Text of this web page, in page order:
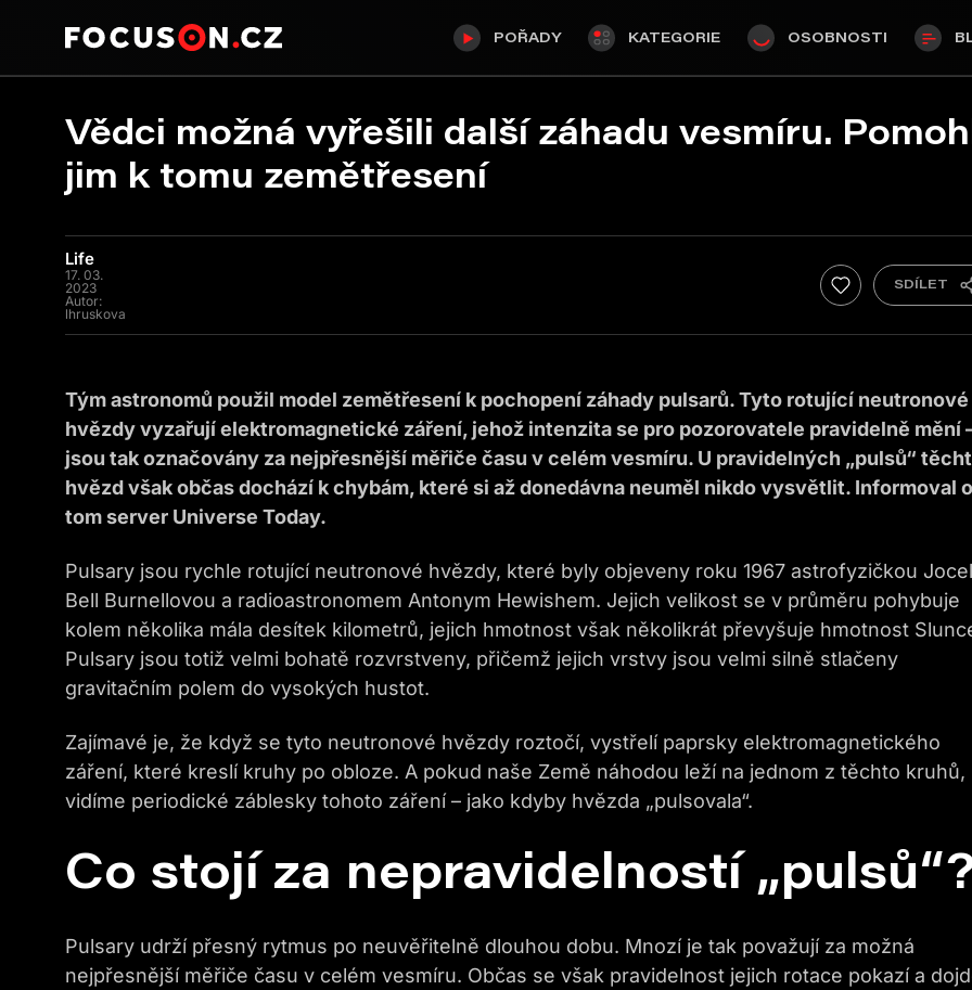
POŘADY KATEGORIE OSOBNOSTI
Vědci možná vyřešili další záhadu vesmíru.
jim k tomu zemětřesení
Life
17. 03.
2023
Autor:
lhruskova
Tým astronomů použil model zemětřesení k pochopení záhady pulsarů. Tyto rotující neutronové
hvězdy vyzařují elektromagnetické záření, jehož intenzita se pro pozorovatele pravidelně mění
jsou tak označovány za nejpřesnější měřiče času v celém vesmíru. U pravidelných „pulsů“
hvězd však občas dochází k chybám, které si až donedávna neuměl nikdo vysvětlit. Informoval o
tom server Universe Today.
Pulsary jsou rychle rotující neutronové hvězdy, které byly objeveny roku 1967 astrofyzičkou
Bell Burnellovou a radioastronomem Antonym Hewishem. Jejich velikost se v průměru pohybuje
kolem několika mála desítek kilometrů, jejich hmotnost však několikrát převyšuje hmotnost
Pulsary jsou totiž velmi bohatě rozvrstveny, přičemž jejich vrstvy jsou velmi silně stlačeny
gravitačním polem do vysokých hustot.
Zajímavé je, že když se tyto neutronové hvězdy roztočí, vystřelí paprsky elektromagnetického
záření, které kreslí kruhy po obloze. A pokud naše Země náhodou leží na jednom z těchto kruhů,
vidíme periodické záblesky tohoto záření – jako kdyby hvězda „pulsovala“.
Co stojí za nepravidelností
Pulsary udrží přesný rytmus po neuvěřitelně dlouhou dobu. Mnozí je tak považují za možná
nejpřesnější měřiče času v celém vesmíru. Občas se však pravidelnost jejich rotace pokazí a